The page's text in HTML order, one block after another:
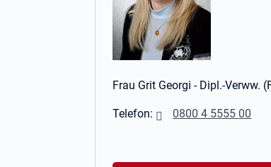
Frau Grit Georgi - Dipl.-Verww.
Telefon: 0800 4 5555 00